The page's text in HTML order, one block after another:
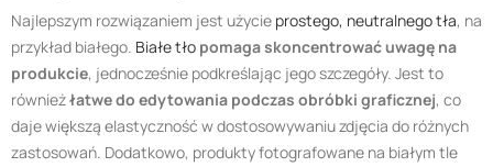
Najlepszym rozwiązaniem jest użycie prostego, neutralnego tła, na
przykład białego. Białe tło pomaga skoncentrować uwagę na
produkcie, jednocześnie podkreślając jego szczegóły. Jest to
równieżłatwe do edytowania podczas obróbki graficznej, co
daje większą elastyczność w dostosowywaniu zdjęcia do różnych
zastosowań. Dodatkowo, produkty fotografowane na białym tle